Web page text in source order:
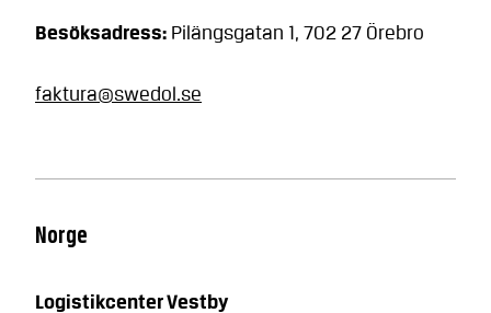
Besöksadress: Pilängsgatan 1, 702 27 Örebro
faktura@swedol.se
Norge
Logistikcenter Vestby